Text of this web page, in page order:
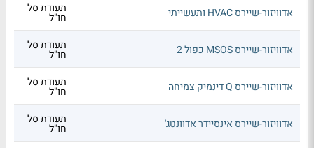
אדוויזור-שיירס HVAC ותעשייתי תעודת סל
חו"ל
אדוויזור-שיירס MSOS כפול 2 תעודת סל
חו"ל
אדוויזור-שיירס Q דינמיק צמיחה תעודת סל
חו"ל
אדוויזור-שיירס אינסיידר אדוונטג' תעודת סל
חו"ל